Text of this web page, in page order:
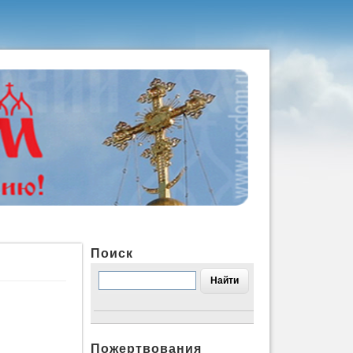
Поиск
Пожертвования